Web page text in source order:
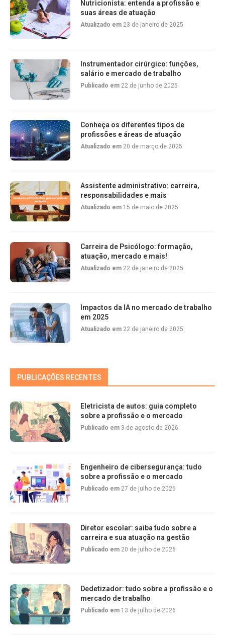
Nutricionista: entenda a profissão e
suas áreas de atuação
Atualizado em 23 de janeiro de 2025
Instrumentador cirúrgico: funções,
salário e mercado de trabalho
Publicado em 22 de junho de 2025
Conheça os diferentes tipos de
profissões e áreas de atuação
Atualizado em 20 de março de 2025
Assistente administrativo: carreira,
responsabilidades e mais
Atualizado em 15 de maio de 2025
Carreira de Psicólogo: formação,
atuação, mercado e mais!
Atualizado em 22 de janeiro de 2025
Impactos da IA no mercado de trabalho
em 2025
Atualizado em 22 de janeiro de 2025
PUBLICAÇÕES RECENTES
Eletricista de autos: guia completo
sobre a profissão e o mercado
Publicado em 3 de agosto de 2026
Engenheiro de cibersegurança: tudo
sobre a profissão e o mercado
Publicado em 27 de julho de 2026
Diretor escolar: saiba tudo sobre a
carreira e sua atuação na gestão
Publicado em 20 de julho de 2026
Dedetizador: tudo sobre a profissão e o
mercado de trabalho
Publicado em 13 de julho de 2026